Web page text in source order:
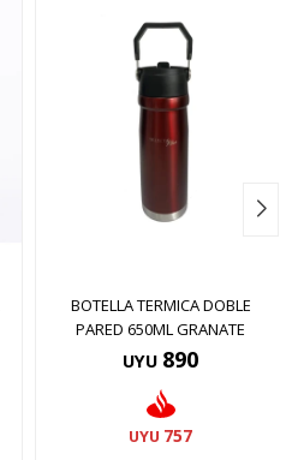
BOTELLA TERMICA DOBLE
PARED 650ML GRANATE
UYU 890
UYU 757